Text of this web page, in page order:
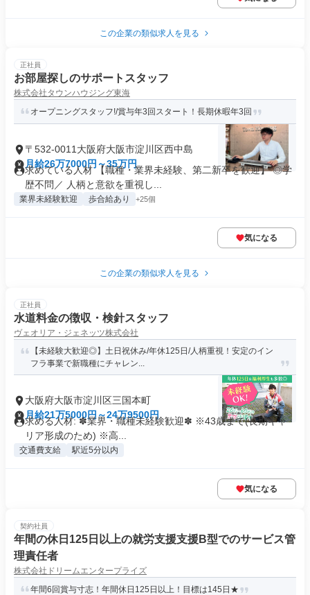
この企業の類似求人を見る
正社員
お部屋探しのサポートスタッフ
株式会社タウンハウジング東海
オープニングスタッフ!/賞与年3回スタート！長期休暇年3回
〒532-0011大阪府大阪市淀川区西中島
月給26万7000円～35万円
求めている人材 【職種・業界未経験、第二新卒を歓迎】 ◎学
歴不問／ 人柄と意欲を重視し...
業界未経験歓迎 歩合給あり +25個
気になる
この企業の類似求人を見る
正社員
水道料金の徴収・検針スタッフ
ヴェオリア・ジェネッツ株式会社
【未経験大歓迎◎】土日祝休み/年休125日/人柄重視！安定のイン
フラ事業で新職種にチャレン...
大阪府大阪市淀川区三国本町
月給21万5000円～24万9500円
求める人材: ✽業界・職種未経験歓迎✽ ※43歳まで(長期キャ
リア形成のため) ※高...
交通費支給 駅近5分以内
気になる
契約社員
年間の休日125日以上の就労支援支援B型でのサービス管
理責任者
株式会社ドリームエンタープライズ
年間6回賞与寸志！年間休日125日以上！目標は145日★